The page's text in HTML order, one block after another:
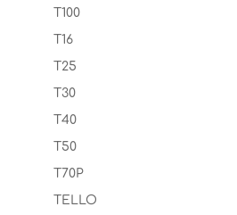
T100
T16
T25
T30
T40
T50
T70P
TELLO